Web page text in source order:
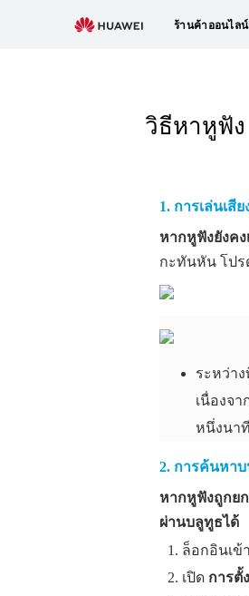
ร้านค้าออนไลน์
วิธีหาหูฟั
1. การเล่นเสี
หากหูฟังยังค
กะทันหัน โปร
ระหว่า
เนื่องจ
หนึ่งนาที
2. การค้นหา
หากหูฟังถูกย
ผ่านบลูทูธได้
ล็อกอินเข้
เปิด การตั้